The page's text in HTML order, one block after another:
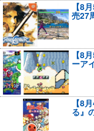
【8
売27
【8
ーア
【8
る』